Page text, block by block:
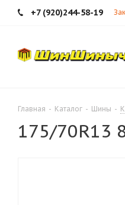
+7 (920)244-58-19
Главная - Каталог - Шины -
175/70R13